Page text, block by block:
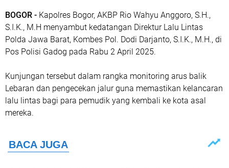
BOGOR - Kapolres Bogor, AKBP Rio Wahyu Anggoro, S.H.,
S.I.K., M.H menyambut kedatangan Direktur Lalu Lintas
Polda Jawa Barat, Kombes Pol. Dodi Darjanto, S.I.K., M.H., di
Pos Polisi Gadog pada Rabu 2 April 2025.
Kunjungan tersebut dalam rangka monitoring arus balik
Lebaran dan pengecekan jalur guna memastikan kelancaran
lalu lintas bagi para pemudik yang kembali ke kota asal
mereka.